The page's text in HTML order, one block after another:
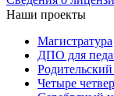
Наши проекты
Магистратура
ДПО для
Четыре